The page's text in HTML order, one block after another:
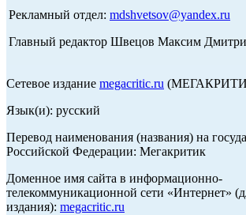
Рекламный отдел: mdshvetsov@yandex.ru
Главный редактор Швецов Максим
Сетевое издание megacritic.ru
Язык(и): русский
Перевод наименования (названия) на
Российской Федерации: Мегакритик
Доменное имя сайта в информационно-
телекоммуникационной сети «Интернет»
издания): megacritic.ru